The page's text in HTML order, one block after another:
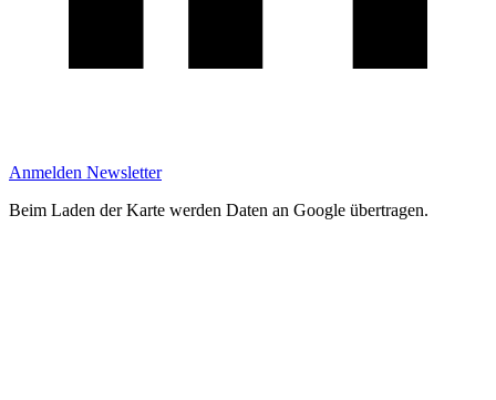
Anmelden Newsletter
Beim Laden der Karte werden Daten an Google übertragen.